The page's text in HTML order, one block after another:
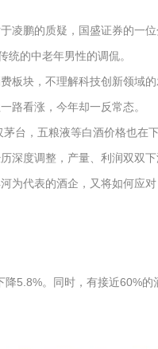
鹏的质疑，国盛证券的一
统的中老年男性的调侃。
板块，不理解科技创新领域的
路看涨，今年却一反常态。
台，五粮液等白酒价格也
度调整，产量、利润双双
为代表的酒企，又将如何应对
5.8%。同时，有接近